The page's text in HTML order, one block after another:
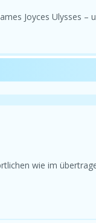
Joyces Ulysses
wie im